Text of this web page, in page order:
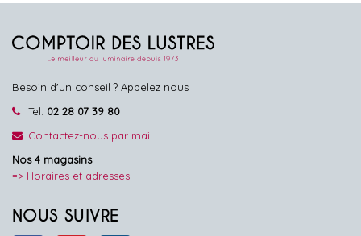
Besoin d'un conseil ? Appelez nous !
Tel: 02 28 07 39 80
Contactez-nous par mail
Nos 4 magasins
=> Horaires et adresses
NOUS SUIVRE